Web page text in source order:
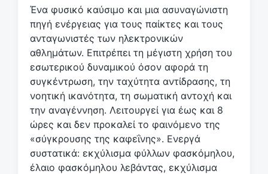
κ
έ
α
Ένα φυσικό καύσιμο και μια ασυναγώνιστη
πηγή ενέργειας για τους παίκτες και τους
ανταγωνιστές των ηλεκτρονικών
αθλημάτων. Επιτρέπει τη μέγιστη χρήση του
εσωτερικού δυναμικού όσον αφορά τη
συγκέντρωση, την ταχύτητα αντίδρασης, τη
νοητική ικανότητα, τη σωματική αντοχή και
την αναγέννηση. Λειτουργεί για έως και 8
ώρες και δεν προκαλεί το φαινόμενο της
«σύγκρουσης της καφεΐνης». Ενεργά
συστατικά: εκχύλισμα φύλλων φασκόμηλου,
έλαιο φασκόμηλου λεβάντας, εκχύλισμα